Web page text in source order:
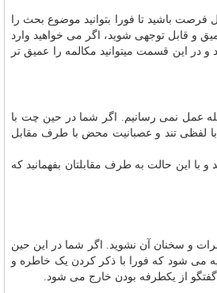
فرصت باشید تا فورا بتوانید موضوع بحث را
و قابل توجهی شوید، اگر می خواهید وارد
این قسمت میتوانید مکالمه را عمیق تر
عمل نمی رسانیم. اگر شما در حین چت با
لفظی تند و عصبانیت محض با طرف مقابل
این حالت به طرف مقابلتان بفهمانید که
و سخنان آن نشوید. اگر شما در این حین
می شود که فورا با ذکر کردن یک خاطره و
از یکطرفه بودن خارج می شود.